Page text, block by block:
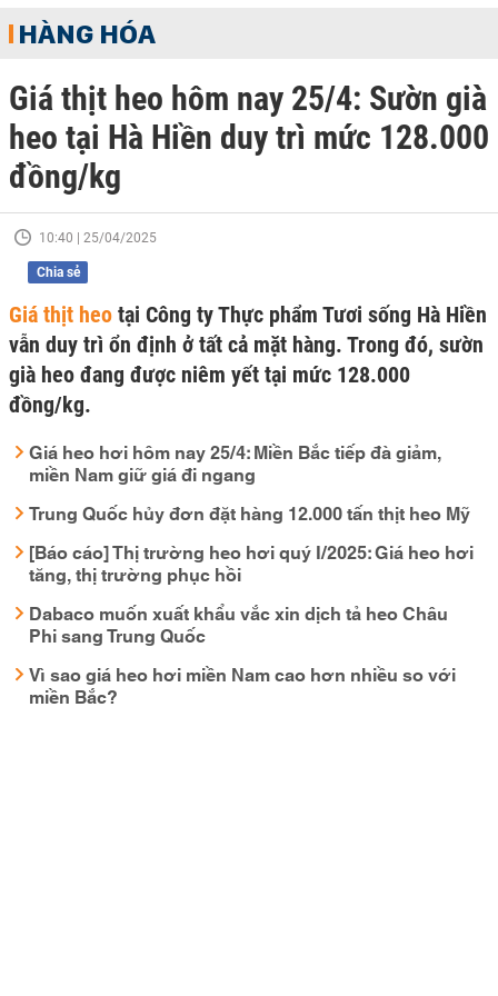
HÀNG HÓA
Giá thịt heo hôm nay 25/4: Sườn già
heo tại Hà Hiền duy trì mức 128.000
đồng/kg
10:40 | 25/04/2025
Chia sẻ
Giá thịt heo tại Công ty Thực phẩm Tươi sống Hà Hiền
vẫn duy trì ổn định ở tất cả mặt hàng. Trong đó, sườn
già heo đang được niêm yết tại mức 128.000
đồng/kg.
Giá heo hơi hôm nay 25/4: Miền Bắc tiếp đà giảm,
miền Nam giữ giá đi ngang
Trung Quốc hủy đơn đặt hàng 12.000 tấn thịt heo Mỹ
[Báo cáo] Thị trường heo hơi quý I/2025: Giá heo hơi
tăng, thị trường phục hồi
Dabaco muốn xuất khẩu vắc xin dịch tả heo Châu
Phi sang Trung Quốc
Vì sao giá heo hơi miền Nam cao hơn nhiều so với
miền Bắc?